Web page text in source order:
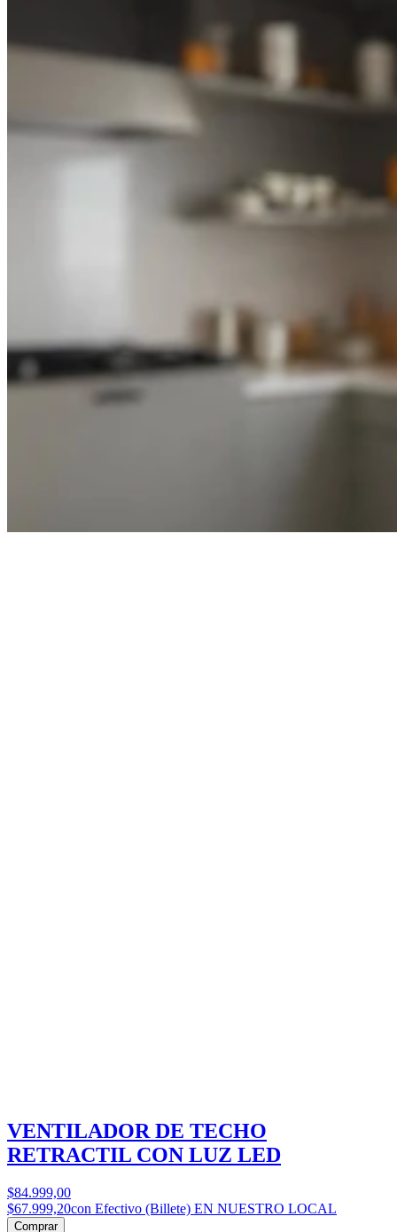
VENTILADOR DE TECHO
RETRACTIL CON LUZ LED
$84.999,00
$67.999,20con Efectivo (Billete) EN NUESTRO LOCAL
Comprar